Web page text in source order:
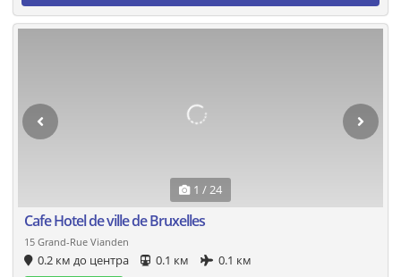
1 / 24
Cafe Hotel de ville de Bruxelles
15 Grand-Rue Vianden
0.2 км до центра 0.1 км
0.1 км